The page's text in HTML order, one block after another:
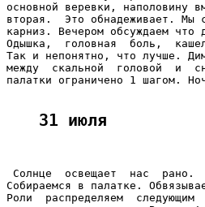
основной веревки, наполовину
вторая.  Это обнадеживает. Мы
карниз. Вечером обсуждаем
Одышка,  головная  боль,
Так и непонятно, что лучше.
между  скальной  головой  и
палатки ограничено 1 шагом.
31 июля
Солнце  освещает  нас  рано.
Собираемся в палатке.
Роли  распределяем